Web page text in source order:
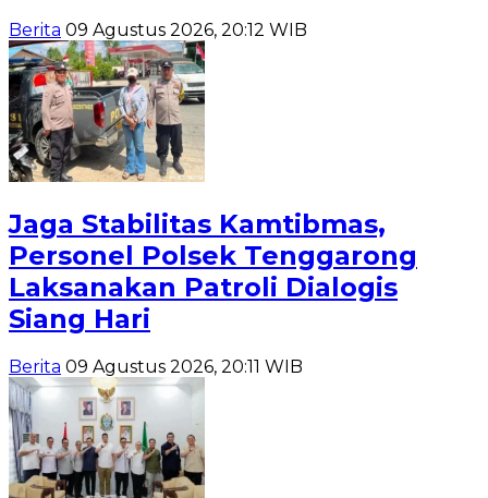
Berita 09 Agustus 2026, 20:12 WIB
Jaga Stabilitas Kamtibmas,
Personel Polsek Tenggarong
Laksanakan Patroli Dialogis
Siang Hari
Berita 09 Agustus 2026, 20:11 WIB